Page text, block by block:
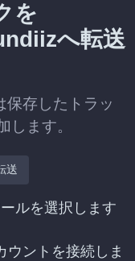
を
へ転送
存したトラッ
します。
送
ルを選択します
ウントを接続しま